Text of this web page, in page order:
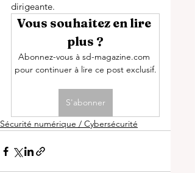
dirigeante.
Vous souhaitez en lire
plus ?
Abonnez-vous à sd-magazine.com
pour continuer à lire ce post exclusif.
S'abonner
Sécurité numérique / Cybersécurité